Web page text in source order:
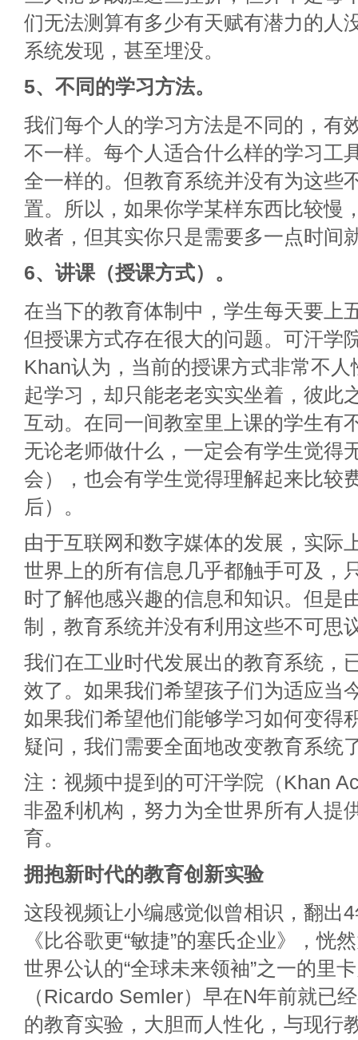
们无法测算有多少有天赋有潜力的人
系统发现，甚至埋没。
5、不同的学习方法。
我们每个人的学习方法是不同的，有
不一样。每个人适合什么样的学习工
全一样的。但教育系统并没有为这些
置。所以，如果你学某样东西比较慢
败者，但其实你只是需要多一点时间
6、讲课（授课方式）。
在当下的教育体制中，学生每天要上
但授课方式存在很大的问题。可汗学
Khan认为，当前的授课方式非常不
起学习，却只能老老实实坐着，彼此
互动。在同一间教室里上课的学生有
无论老师做什么，一定会有学生觉得
会），也会有学生觉得理解起来比较
后）。
由于互联网和数字媒体的发展，实际
世界上的所有信息几乎都触手可及，
时了解他感兴趣的信息和知识。但是
制，教育系统并没有利用这些不可思
我们在工业时代发展出的教育系统，
效了。如果我们希望孩子们为适应当
如果我们希望他们能够学习如何变得
疑问，我们需要全面地改变教育系统
注：视频中提到的可汗学院（Khan
非盈利机构，努力为全世界所有人提
育。
拥抱新时代的教育创新实验
这段视频让小编感觉似曾相识，翻出
《比谷歌更“敏捷”的塞氏企业》，恍
世界公认的“全球未来领袖”之一的里
（Ricardo Semler）早在N年前就已
的教育实验，大胆而人性化，与现行